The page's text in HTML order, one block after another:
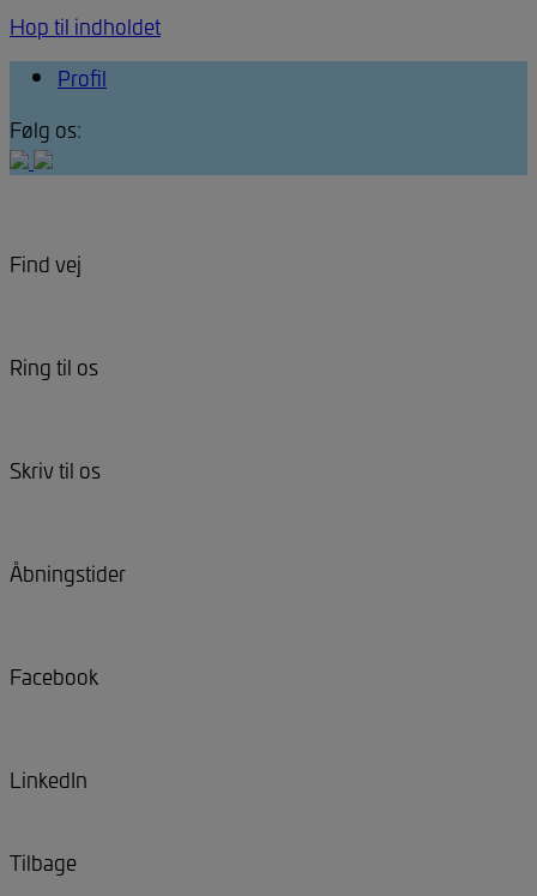
Hop til indholdet
Profil
Følg os:
Find vej
Ring til os
Skriv til os
Åbningstider
Facebook
LinkedIn
Tilbage